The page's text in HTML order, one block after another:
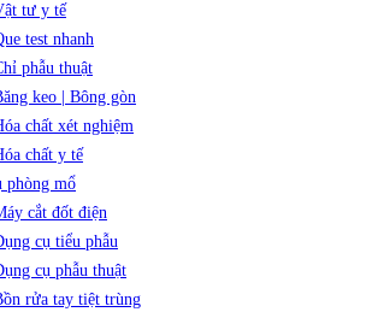
tư y tế
test nhanh
phẫu thuật
keo | Bông gòn
chất xét nghiệm
chất y tế
phòng mổ
cắt đốt điện
cụ tiểu phẫu
cụ phẫu thuật
rửa tay tiệt trùng